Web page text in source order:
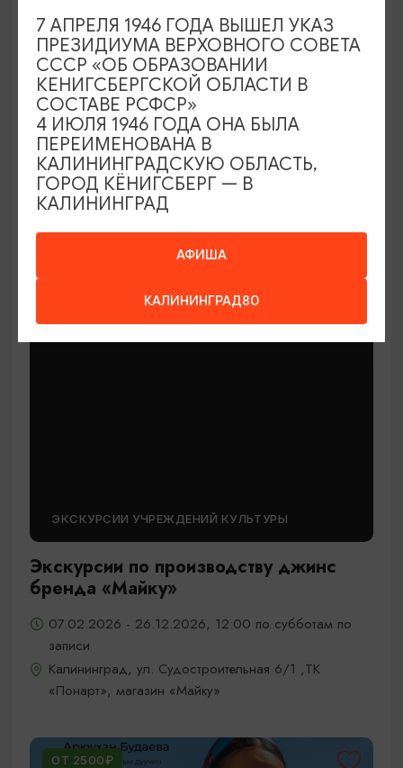
МАСТЕР-КЛАССЫ
Мастер-классы по керамике Елены
Бодяковой
Калининград, ул. Баранова, 45
ЭКСКУРСИИ УЧРЕЖДЕНИЙ КУЛЬТУРЫ
Экскурсии по производству джинс
бренда «Майку»
07.02.2026 - 26.12.2026, 12:00 по субботам по
записи
Калининград, ул. Судостроительная 6/1 ,ТК
«Понарт», магазин «Майку»
ОТ 2500₽
АФИША
КАЛИНИНГРАД80
7 АПРЕЛЯ 1946 ГОДА ВЫШЕЛ УКАЗ
ПРЕЗИДИУМА ВЕРХОВНОГО СОВЕТА
СССР «ОБ ОБРАЗОВАНИИ
КЕНИГСБЕРГСКОЙ ОБЛАСТИ В
СОСТАВЕ РСФСР»
4 ИЮЛЯ 1946 ГОДА ОНА БЫЛА
ПЕРЕИМЕНОВАНА В
КАЛИНИНГРАДСКУЮ ОБЛАСТЬ,
ГОРОД КЁНИГСБЕРГ — В
КАЛИНИНГРАД